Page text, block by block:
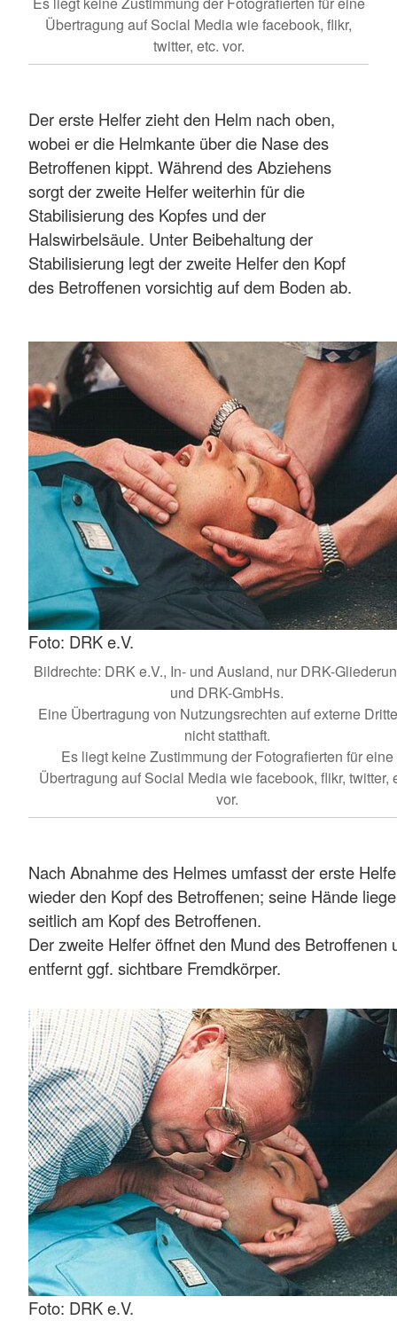
Übertragung auf Social Media wie facebook, flikr,
twitter, etc. vor.
Der erste Helfer zieht den Helm nach oben,
wobei er die Helmkante über die Nase des
Betroffenen kippt. Während des Abziehens
sorgt der zweite Helfer weiterhin für die
Stabilisierung des Kopfes und der
Halswirbelsäule. Unter Beibehaltung der
Stabilisierung legt der zweite Helfer den Kopf
des Betroffenen vorsichtig auf dem Boden ab.
Foto: DRK e.V.
Bildrechte: DRK e.V., In- und Ausland, nur DRK-
und DRK-GmbHs.
Eine Übertragung von Nutzungsrechten auf externe
nicht statthaft.
Es liegt keine Zustimmung der Fotografierten für eine
Übertragung auf Social Media wie facebook, flikr, twitter,
vor.
Nach Abnahme des Helmes umfasst der erste
wieder den Kopf des Betroffenen; seine Hände
seitlich am Kopf des Betroffenen.
Der zweite Helfer öffnet den Mund des Betroffenen
entfernt ggf. sichtbare Fremdkörper.
Foto: DRK e.V.